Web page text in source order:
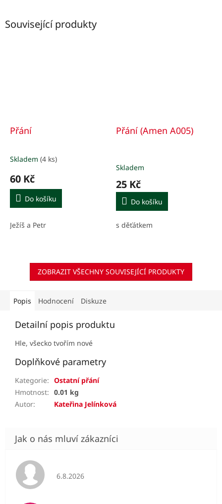
Související produkty
Přání
Průměrné
produktu
je
5,0
z
hvězdiček.
Skladem (4 ks)
60 Kč
Do košíku
Ježíš a Petr
Přání (Amen A005)
Skladem
25 Kč
Do košíku
s děťátkem
ZOBRAZIT VŠECHNY SOUVISEJÍCÍ PRODUKTY
Popis Hodnocení Diskuze
Detailní popis produktu
Hle, všecko tvořím nové
Doplňkové parametry
Kategorie: Ostatní přání
Hmotnost: 0.01 kg
Autor: Kateřina Jelínková
Hodnocení obchodu je 5 z 5 hvězdiček.
6.8.2026